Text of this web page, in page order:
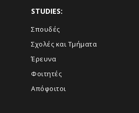
STUDIES:
Σπουδές
Σχολές και Τμήματα
Έρευνα
Φοιτητές
Απόφοιτοι